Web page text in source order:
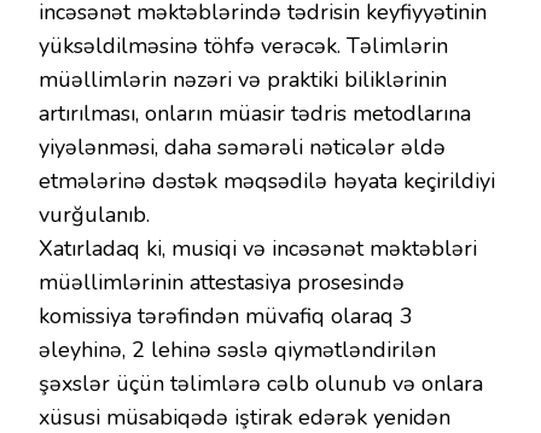
incəsənət məktəblərində tədrisin keyfiyyətinin
yüksəldilməsinə töhfə verəcək. Təlimlərin
müəllimlərin nəzəri və praktiki biliklərinin
artırılması, onların müasir tədris metodlarına
yiyələnməsi, daha səmərəli nəticələr əldə
etmələrinə dəstək məqsədilə həyata keçirildiyi
vurğulanıb.
Xatırladaq ki, musiqi və incəsənət məktəbləri
müəllimlərinin attestasiya prosesində
komissiya tərəfindən müvafiq olaraq 3
əleyhinə, 2 lehinə səslə qiymətləndirilən
şəxslər üçün təlimlərə cəlb olunub və onlara
xüsusi müsabiqədə iştirak edərək yenidən